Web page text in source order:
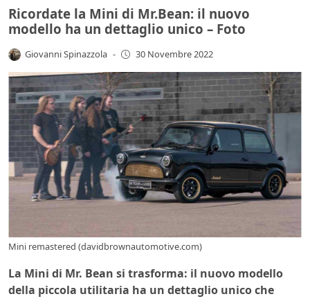
Ricordate la Mini di Mr.Bean: il nuovo
modello ha un dettaglio unico – Foto
Giovanni Spinazzola - 30 Novembre 2022
Mini remastered (davidbrownautomotive.com)
La Mini di Mr. Bean si trasforma: il nuovo modello
della piccola utilitaria ha un dettaglio unico che